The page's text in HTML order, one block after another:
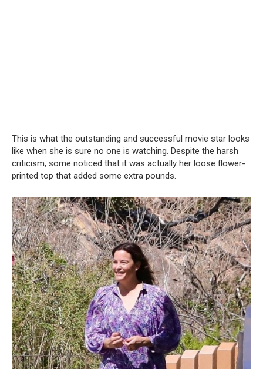
This is what the outstanding and successful movie star looks
like when she is sure no one is watching. Despite the harsh
criticism, some noticed that it was actually her loose flower-
printed top that added some extra pounds.